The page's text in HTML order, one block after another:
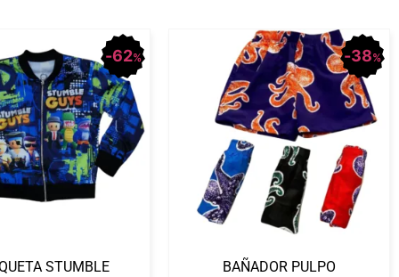
62%
STUMBLE
38%
BAÑADOR PULPO